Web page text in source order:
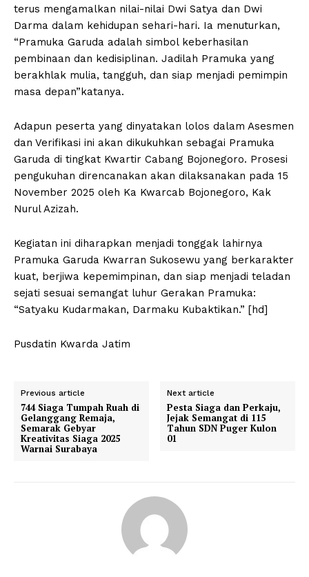
terus mengamalkan nilai-nilai Dwi Satya dan Dwi
Darma dalam kehidupan sehari-hari. Ia menuturkan,
“Pramuka Garuda adalah simbol keberhasilan
pembinaan dan kedisiplinan. Jadilah Pramuka yang
berakhlak mulia, tangguh, dan siap menjadi pemimpin
masa depan”katanya.
Adapun peserta yang dinyatakan lolos dalam Asesmen
dan Verifikasi ini akan dikukuhkan sebagai Pramuka
Garuda di tingkat Kwartir Cabang Bojonegoro. Prosesi
pengukuhan direncanakan akan dilaksanakan pada 15
November 2025 oleh Ka Kwarcab Bojonegoro, Kak
Nurul Azizah.
Kegiatan ini diharapkan menjadi tonggak lahirnya
Pramuka Garuda Kwarran Sukosewu yang berkarakter
kuat, berjiwa kepemimpinan, dan siap menjadi teladan
sejati sesuai semangat luhur Gerakan Pramuka:
“Satyaku Kudarmakan, Darmaku Kubaktikan.” [hd]
Pusdatin Kwarda Jatim
Previous article
744 Siaga Tumpah Ruah di
Gelanggang Remaja,
Semarak Gebyar
Kreativitas Siaga 2025
Warnai Surabaya
Next article
Pesta Siaga dan Perkaju,
Jejak Semangat di 115
Tahun SDN Puger Kulon
01